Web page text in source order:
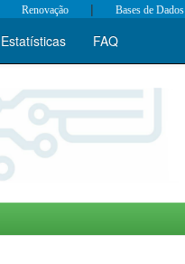
Renovação | Bases de Dados
Estatísticas FAQ